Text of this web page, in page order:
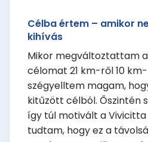
Célba értem – amikor
kihívás
Mikor megváltoztattam
célomat 21 km-ről 10
szégyelltem magam,
kitűzött célból. Őszintén
így túl motivált a
tudtam, hogy ez a